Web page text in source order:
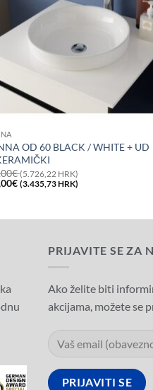
OD 60 BLACK / WHITE + UD
€(5.726,22 HRK)
€(3.435,73 HRK)
(3.435,73
PRIJAVITE SE ZA
Ako želite biti
akcijama, možete se